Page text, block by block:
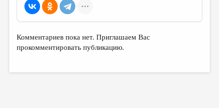
ТРЕДИАКОВСКИЙ
ВКОНТАКТЕ
Комментариев пока нет. Приглашаем Вас
прокомментировать публикацию.